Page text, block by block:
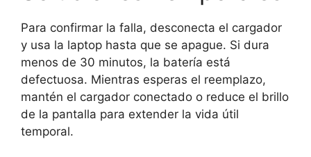
Para confirmar la falla, desconecta el cargador
y usa la laptop hasta que se apague. Si dura
menos de 30 minutos, la batería está
defectuosa. Mientras esperas el reemplazo,
mantén el cargador conectado o reduce el brillo
de la pantalla para extender la vida útil
temporal.